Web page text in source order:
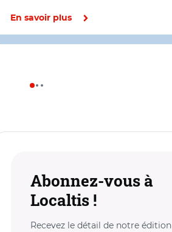
En savoir plus
Abonnez-vous à
Localtis !
Recevez le détail de notre édition